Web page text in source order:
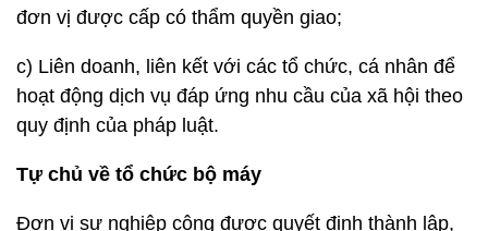
đơn vị được cấp có thẩm quyền giao;
c) Liên doanh, liên kết với các tổ chức, cá nhân để
hoạt động dịch vụ đáp ứng nhu cầu của xã hội theo
quy định của pháp luật.
Tự chủ về tổ chức bộ máy
Đơn vị sự nghiệp công được quyết định thành lập,